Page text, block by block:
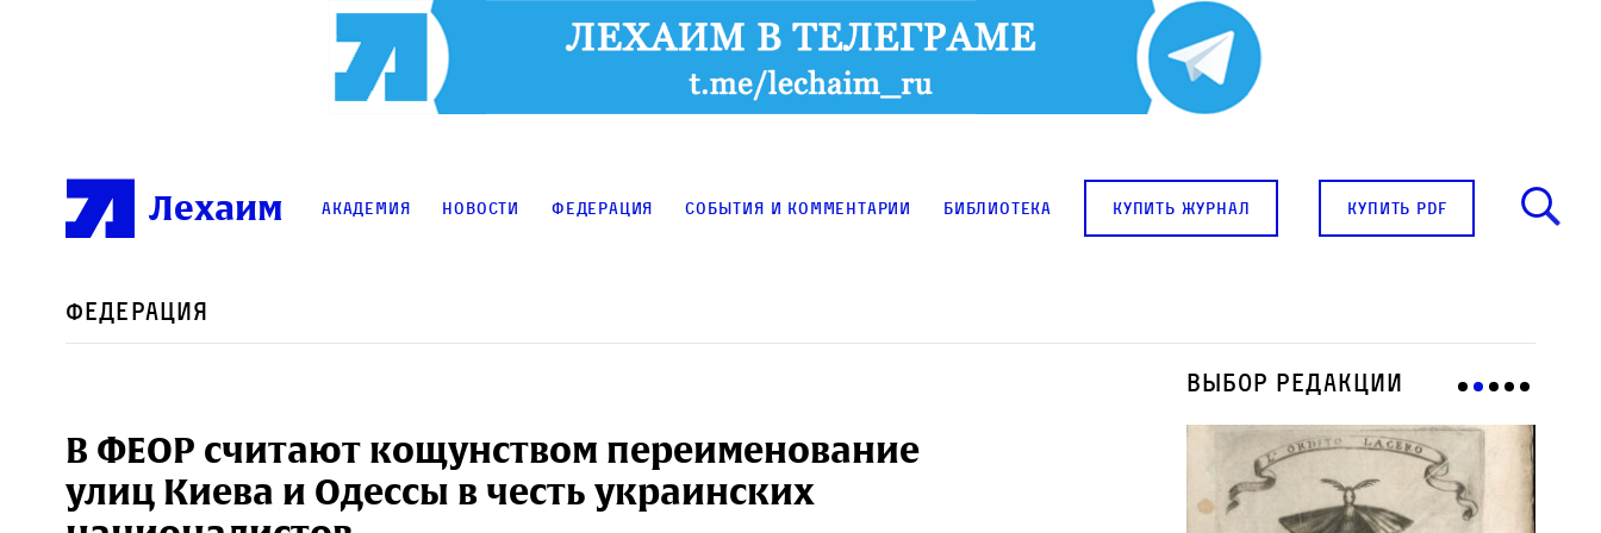
Лехаим Академия Новости Федерация События и комментарии Библиотека купить журнал купить pdf
Федерация
В ФЕОР считают кощунством переименование
улиц Киева и Одессы в честь украинских
Выбор редакции